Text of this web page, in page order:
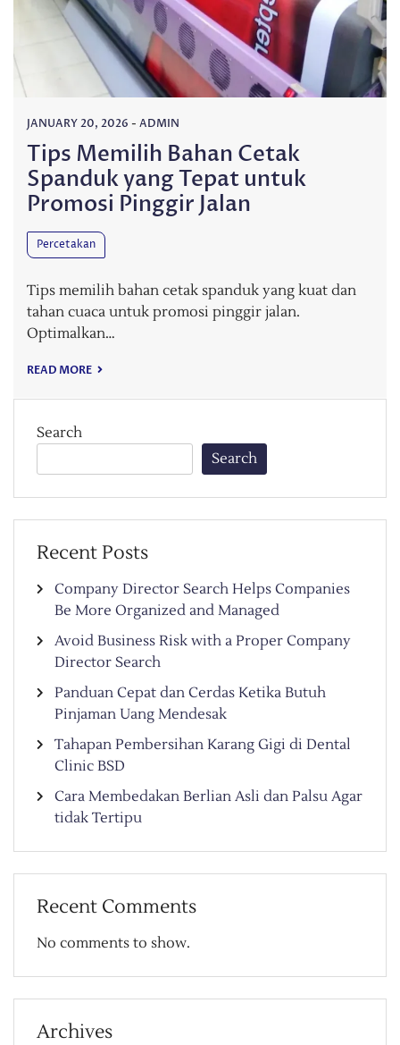
JANUARY 20, 2026 - ADMIN
Tips Memilih Bahan Cetak
Spanduk yang Tepat untuk
Promosi Pinggir Jalan
Percetakan
Tips memilih bahan cetak spanduk yang kuat dan
tahan cuaca untuk promosi pinggir jalan.
Optimalkan…
READ MORE
Search
Search
Recent Posts
Company Director Search Helps Companies
Be More Organized and Managed
Avoid Business Risk with a Proper Company
Director Search
Panduan Cepat dan Cerdas Ketika Butuh
Pinjaman Uang Mendesak
Tahapan Pembersihan Karang Gigi di Dental
Clinic BSD
Cara Membedakan Berlian Asli dan Palsu Agar
tidak Tertipu
Recent Comments
No comments to show.
Archives